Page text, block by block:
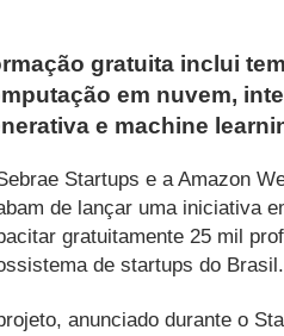
gratuita inclui
em nuvem,
e machine
Startups e a Amazon
de lançar uma iniciativa
gratuitamente 25 mil
de startups do Brasil.
anunciado durante o